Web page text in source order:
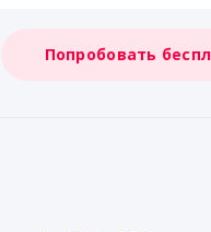
Попробовать